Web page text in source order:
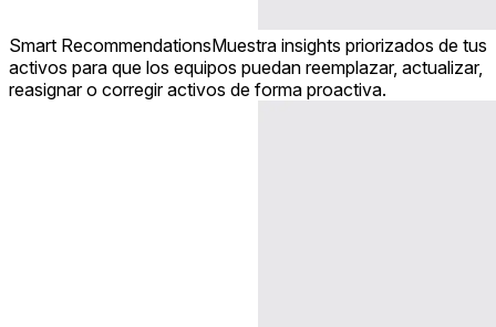
Smart RecommendationsMuestra insights priorizados de tus
activos para que los equipos puedan reemplazar, actualizar,
reasignar o corregir activos de forma proactiva.